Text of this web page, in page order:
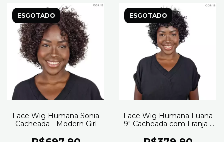
ESGOTADO
Lace Wig Humana Sonia
Cacheada - Modern Girl
ESGOTADO
Lace Wig Humana Luana
9" Cacheada com Franja -